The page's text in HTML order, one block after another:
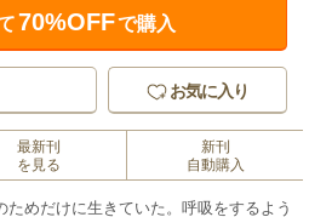
70%OFFで購入
お気に入り
最新刊
を見る
新刊
自動購入
めだけに生きていた。呼吸をするよう